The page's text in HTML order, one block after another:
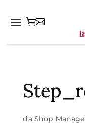
da Shop